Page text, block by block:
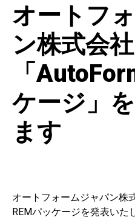
オートフ
ン株式会
「
ケージ」
ます
オートフォームジャパン株
REMパッケージを発表いた